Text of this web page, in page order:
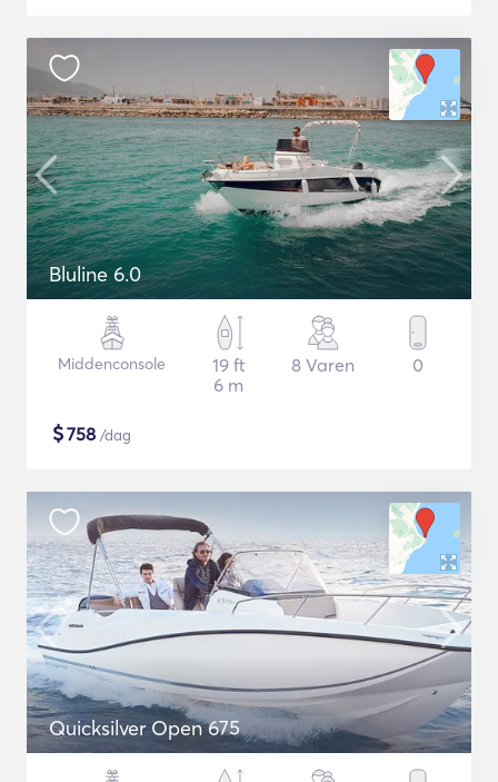
Bluline 6.0
Middenconsole
19 ft
6 m
8 Varen 0
$758 /dag
Quicksilver Open 675